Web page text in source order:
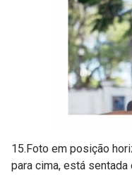
15.Foto em posição
para cima, está